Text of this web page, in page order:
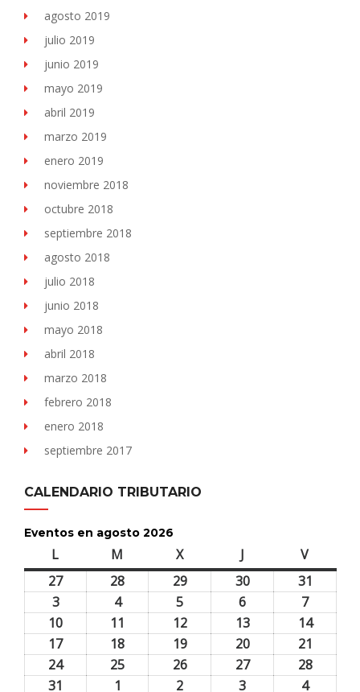
agosto 2019
julio 2019
junio 2019
mayo 2019
abril 2019
marzo 2019
enero 2019
noviembre 2018
octubre 2018
septiembre 2018
agosto 2018
julio 2018
junio 2018
mayo 2018
abril 2018
marzo 2018
febrero 2018
enero 2018
septiembre 2017
CALENDARIO TRIBUTARIO
Eventos en agosto 2026
L M Xmiércoles J Vviernes
2727
28 2929
2026
3030
2026
31
2026
33
agosto,
2026
44
agosto,
2026
5
agosto,
2026
6
agosto,
2026
77
agosto,
2026
10
agosto,
2026
11 1212
agosto,
2026
1313
agosto,
2026
1414
2026
1717
agosto,
18 1919
agosto,
2020
agosto,
21
agosto,
2424
25 2626
2727
2828
31 1 2 3 44